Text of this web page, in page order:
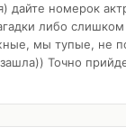
дайте номерок
либо
мы тупые, не
зашла)) Точно